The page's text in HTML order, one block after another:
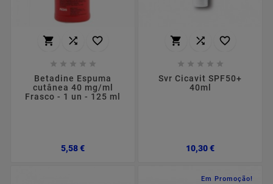
  
    
Betadine Espuma
cutânea 40 mg/ml
Frasco - 1 un - 125 ml
5,58 €Preço
  
    
Svr Cicavit SPF50+
40ml
10,30 €Preço
Em Promoção!